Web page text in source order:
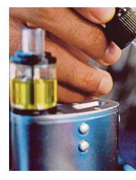
CHINA
DATOS
EXPOSICIÓN
ENTREVISTA